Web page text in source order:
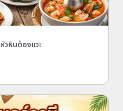
วหินต้องแวะ